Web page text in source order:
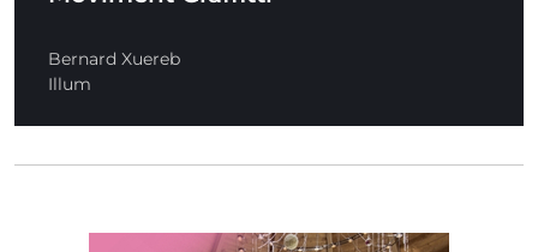
Bernard Xuereb
Illum